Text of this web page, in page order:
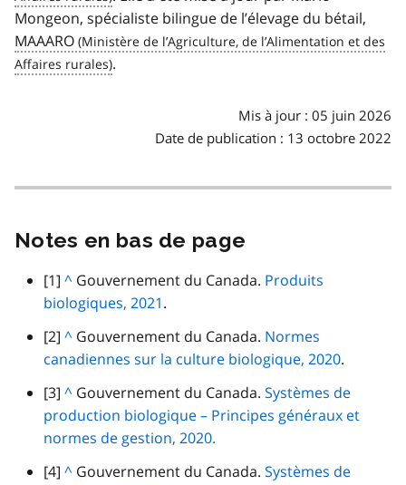
Mongeon, spécialiste bilingue de l’élevage du bétail,
MAAARO
.
Mis à jour : 05 juin 2026
Date de publication : 13 octobre 2022
Notes en bas de page
note
de
de
page
[1] R
e
u
r
a
u
p
^ Gouvernement du Canada. Produits
biologiques, 2021.
note
de
de
page
[2] R
e
u
r
a
^ Gouvernement du Canada. Normes
canadiennes sur la culture biologique, 2020.
note
de
bas
[3] R
e
t
^ Gouvernement du Canada. Systèmes de
production biologique – Principes généraux et
normes de gestion, 2020.
note
[4] R
^ Gouvernement du Canada. Systèmes de